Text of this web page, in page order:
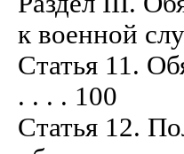
к военной
Статья 11.
. . . . 100
Статья 12.